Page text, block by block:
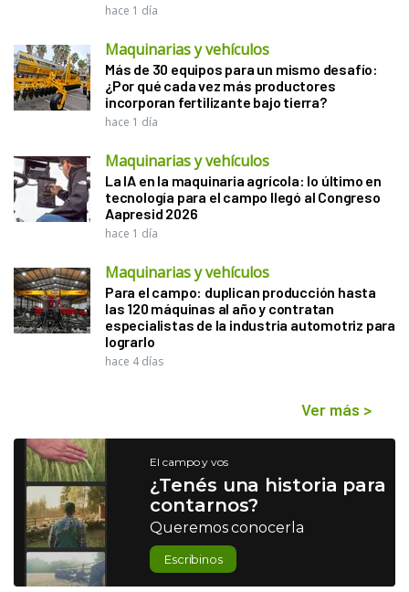
hace 1 día
Maquinarias y vehículos
Más de 30 equipos para un mismo desafío:
¿Por qué cada vez más productores
incorporan fertilizante bajo tierra?
hace 1 día
Maquinarias y vehículos
La IA en la maquinaria agrícola: lo último en
tecnología para el campo llegó al Congreso
Aapresid 2026
hace 1 día
Maquinarias y vehículos
Para el campo: duplican producción hasta
las 120 máquinas al año y contratan
especialistas de la industria automotriz para
lograrlo
hace 4 días
Ver más >
El campo y vos
¿Tenés una historia para
contarnos?
Queremos conocerla
Escribinos